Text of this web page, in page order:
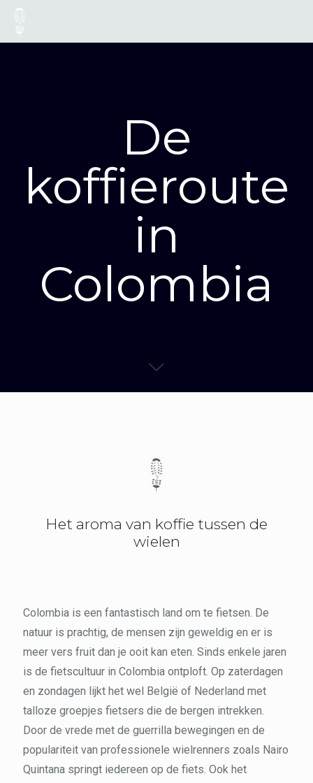
De
koffieroute
in
Colombia
Het aroma van koffie tussen de
wielen
Colombia is een fantastisch land om te fietsen. De
natuur is prachtig, de mensen zijn geweldig en er is
meer vers fruit dan je ooit kan eten. Sinds enkele jaren
is de fietscultuur in Colombia ontploft. Op zaterdagen
en zondagen lijkt het wel België of Nederland met
talloze groepjes fietsers die de bergen intrekken.
Door de vrede met de guerrilla bewegingen en de
populariteit van professionele wielrenners zoals Nairo
Quintana springt iedereen op de fiets. Ook het